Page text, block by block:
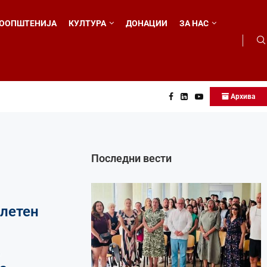
КУЛТУРА ДОНАЦИИ ЗА НАС
Архива
Последни вести